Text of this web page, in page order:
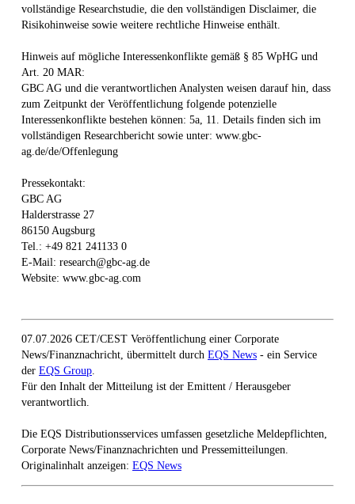
vollständige Researchstudie, die den vollständigen Disclaimer, die
Risikohinweise sowie weitere rechtliche Hinweise enthält.
Hinweis auf mögliche Interessenkonflikte gemäß § 85 WpHG und
Art. 20 MAR:
GBC AG und die verantwortlichen Analysten weisen darauf hin, dass
zum Zeitpunkt der Veröffentlichung folgende potenzielle
Interessenkonflikte bestehen können: 5a, 11. Details finden sich im
vollständigen Researchbericht sowie unter: www.gbc-
ag.de/de/Offenlegung
Pressekontakt:
GBC AG
Halderstrasse 27
86150 Augsburg
Tel.: +49 821 241133 0
E-Mail: research@gbc-ag.de
Website: www.gbc-ag.com
07.07.2026 CET/CEST Veröffentlichung einer Corporate
News/Finanznachricht, übermittelt durch EQS News - ein Service
der EQS Group
Für den Inhalt der Mitteilung ist der Emittent / Herausgeber
verantwortlich.
Die EQS Distributionsservices umfassen gesetzliche Meldepflichten,
Corporate News/Finanznachrichten und Pressemitteilungen.
Originalinhalt anzeigen: EQS News